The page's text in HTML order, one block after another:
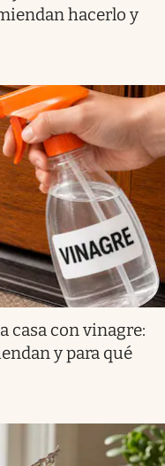
hacerlo y
casa con vinagre:
y para qué